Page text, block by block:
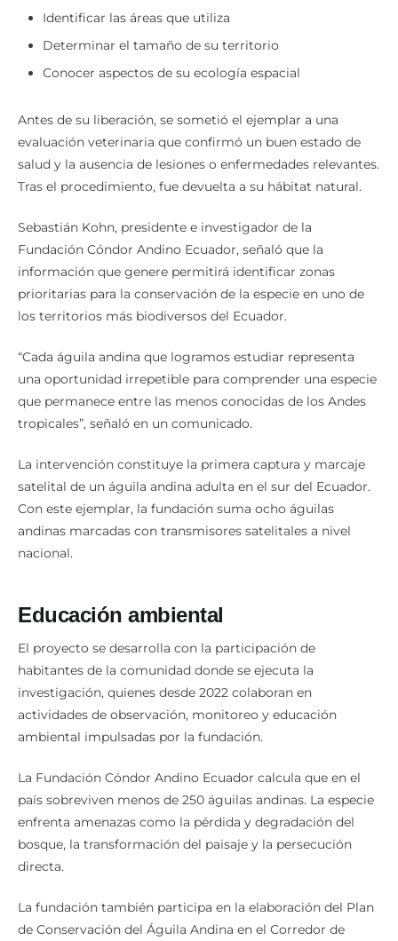
Identificar las áreas que utiliza
Determinar el tamaño de su territorio
Conocer aspectos de su ecología espacial
Antes de su liberación, se sometió el ejemplar a una
evaluación veterinaria que confirmó un buen estado de
salud y la ausencia de lesiones o enfermedades relevantes.
Tras el procedimiento, fue devuelta a su hábitat natural.
Sebastián Kohn, presidente e investigador de la
Fundación Cóndor Andino Ecuador, señaló que la
información que genere permitirá identificar zonas
prioritarias para la conservación de la especie en uno de
los territorios más biodiversos del Ecuador.
“Cada águila andina que logramos estudiar representa
una oportunidad irrepetible para comprender una especie
que permanece entre las menos conocidas de los Andes
tropicales”, señaló en un comunicado.
La intervención constituye la primera captura y marcaje
satelital de un águila andina adulta en el sur del Ecuador.
Con este ejemplar, la fundación suma ocho águilas
andinas marcadas con transmisores satelitales a nivel
nacional.
Educación ambiental
El proyecto se desarrolla con la participación de
habitantes de la comunidad donde se ejecuta la
investigación, quienes desde 2022 colaboran en
actividades de observación, monitoreo y educación
ambiental impulsadas por la fundación.
La Fundación Cóndor Andino Ecuador calcula que en el
país sobreviven menos de 250 águilas andinas. La especie
enfrenta amenazas como la pérdida y degradación del
bosque, la transformación del paisaje y la persecución
directa.
La fundación también participa en la elaboración del Plan
de Conservación del Águila Andina en el Corredor de